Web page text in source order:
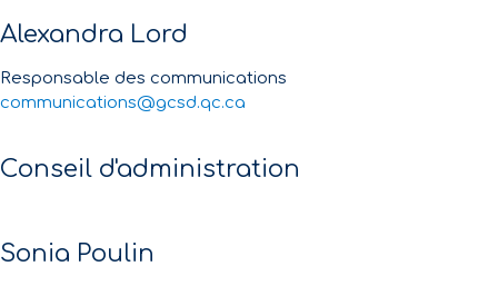
Alexandra Lord
Responsable des communications
communications@gcsd.qc.ca
Conseil d'administration
Sonia Poulin